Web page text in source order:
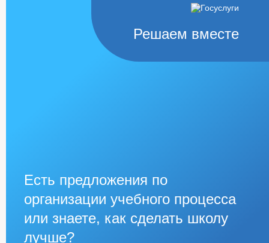
Решаем вместе
Есть предложения по
организации учебного процесса
или знаете, как сделать школу
лучше?